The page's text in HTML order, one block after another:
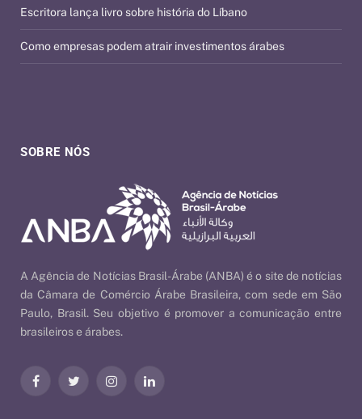
SOBRE NÓS
A Agência de Notícias Brasil-Árabe (ANBA) é o site de notícias
da Câmara de Comércio Árabe Brasileira, com sede em São
Paulo, Brasil. Seu objetivo é promover a comunicação entre
brasileiros e árabes.
FacebookTwitter InstagramLinkedIn
Escritora lança livro sobre história do Líbano
Como empresas podem atrair investimentos árabes